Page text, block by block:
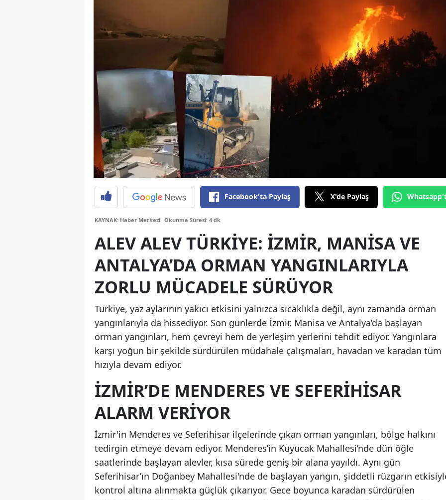
Çanakkale
Çankırı
Erzincan
Eskişehir
Gaziantep
Giresun
Gümüşhane
Hakkari
Hatay
Mersin
İzmir
Kars
Kastamonu
Kayseri
Facebook'ta Paylaş X'de Paylaş
KAYNAK: Haber Merkezi Okunma Süresi: 4 dk
ALEV ALEV TÜRKIYE: İZMIR, MANISA VE
ANTALYA’DA ORMAN YANGINLARIYLA
ZORLU MÜCADELE SÜRÜYOR
Türkiye, yaz aylarının yakıcı etkisini yalnızca sıcaklıkla değil, aynı zamanda orman
yangınlarıyla da hissediyor. Son günlerde İzmir, Manisa ve Antalya’da başlayan
orman yangınları, hem çevreyi hem de yerleşim yerlerini tehdit ediyor. Yangınlara
karşı yoğun bir şekilde sürdürülen müdahale çalışmaları, havadan ve karadan tüm
hızıyla devam ediyor.
İZMIR’DE MENDERES VE SEFERIHISAR
ALARM VERIYOR
İzmir'in Menderes ve Seferihisar ilçelerinde çıkan orman yangınları, bölge halkını
tedirgin etmeye devam ediyor. Menderes’in Kuyucak Mahallesi’nde dün öğle
saatlerinde başlayan alevler, kısa sürede geniş bir alana yayıldı. Aynı gün
Seferihisar’ın Doğanbey Mahallesi'nde de başlayan yangın, şiddetli rüzgarın
kontrol altına alınmakta güçlük çıkarıyor. Gece boyunca karadan sürdürülen